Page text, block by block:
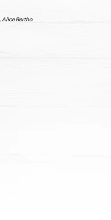
Alice Bertho